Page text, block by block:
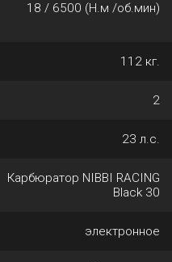
18 / 6500 (Н.м /об.мин)
112 кг.
2
23 л.с.
Карбюратор NIBBI RACING
Black 30
электронное